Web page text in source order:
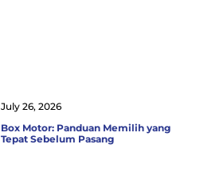
Box Motor: Panduan Memilih yang
Tepat Sebelum Pasang
July 26, 2026